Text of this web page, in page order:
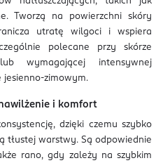
Tworzą na powierzchni skóry
utratę wilgoci i wspiera
polecane przy skórze
wymagającej intensywnej
jesienno-zimowym.
i komfort
dzięki czemu szybko
tłustej warstwy. Są odpowiednie
rano, gdy zależy na szybkim